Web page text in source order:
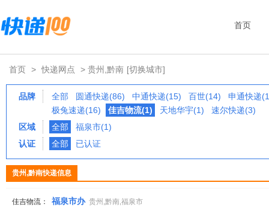
首页
首页 > 快递网点 > 贵州,黔南 [切换城市]
品牌 全部 圆通快递(86) 中通快递(15) 百世(14)
申通快递
极兔速递(16)
佳吉物流(1) 天地华宇(1)
速尔快递(3)
区域
全部
福泉市(1)
认证
全部 已认证
贵州,黔南快递信息
佳吉物流： 福泉市办 贵州,黔南,福泉市